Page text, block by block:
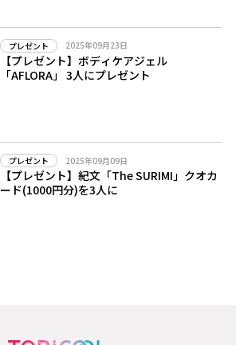
プレゼント 2025年09月23日
【プレゼント】ボディケアジェル
「AFLORA」 3人にプレゼント
プレゼント 2025年09月09日
【プレゼント】紀文「The SURIMI」クオカ
ード(1000円分)を3人に